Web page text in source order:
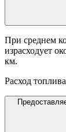
При среднем
израсходует
км.
Расход